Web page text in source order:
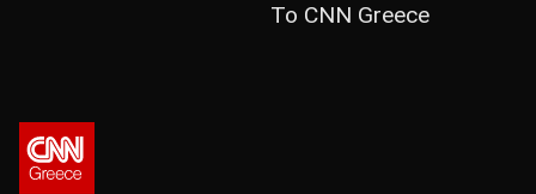
Το CNN Greece